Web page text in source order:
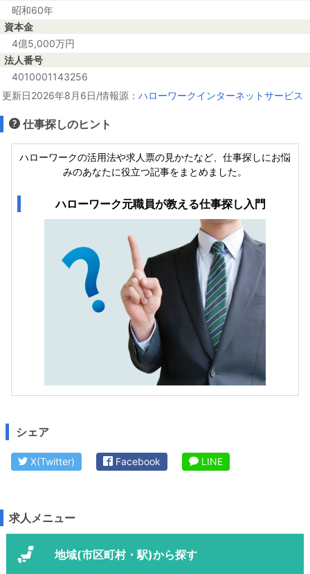
昭和60年
資本金
4億5,000万円
法人番号
4010001143256
更新日2026年8月6日/情報源： ハローワークインターネットサービス
仕事探しのヒント
ハローワークの活用法や求人票の見かたなど、仕事探しにお悩
みのあなたに役立つ記事をまとめました。
ハローワーク元職員が教える仕事探し入門
シェア
X(Twitter) Facebook LINE
求人メニュー
地域(市区町村・駅)から探す